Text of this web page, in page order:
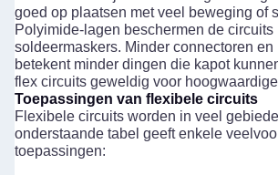
VERZENDEN
goed op plaatsen met veel beweging of
Polyimide-lagen beschermen de circuits
soldeermaskers. Minder connectoren
betekent minder dingen die kapot
flex circuits geweldig voor
Toepassingen van flexibele circuits
Flexibele circuits worden in veel
onderstaande tabel geeft enkele
toepassingen: